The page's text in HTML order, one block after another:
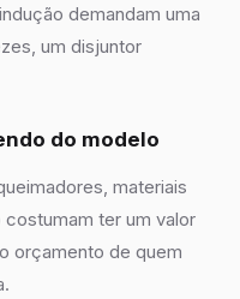
demandam uma
um disjuntor
do modelo
materiais
ter um valor
orçamento de quem